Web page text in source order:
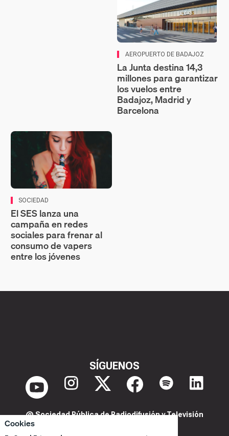
Cookies
AEROPUERTO DE BADAJOZ
La Junta destina 14,3
millones para garantizar
los vuelos entre
Badajoz, Madrid y
Barcelona
SOCIEDAD
El SES lanza una
campaña en redes
sociales para frenar al
consumo de vapers
entre los jóvenes
SÍGUENOS
@ Sociedad Pública de Radiodifusión y Televisión